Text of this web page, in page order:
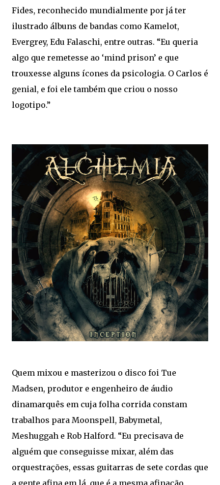
Fides, reconhecido mundialmente por já ter
ilustrado álbuns de bandas como Kamelot,
Evergrey, Edu Falaschi, entre outras. “Eu queria
algo que remetesse ao ‘mind prison’ e que
trouxesse alguns ícones da psicologia. O Carlos é
genial, e foi ele também que criou o nosso
logotipo.”
Quem mixou e masterizou o disco foi Tue
Madsen, produtor e engenheiro de áudio
dinamarquês em cuja folha corrida constam
trabalhos para Moonspell, Babymetal,
Meshuggah e Rob Halford. “Eu precisava de
alguém que conseguisse mixar, além das
orquestrações, essas guitarras de sete cordas que
a gente afina em lá, que é a mesma afinação